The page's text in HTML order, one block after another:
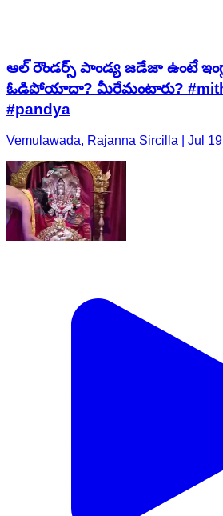
ఆల్ రౌండర్స్ పాండ్య జడేజా ఉంటే
ఓడిపోయాదా? మీరేమంటారు?
#pandya
Vemulawada, Rajanna Sircilla | Jul